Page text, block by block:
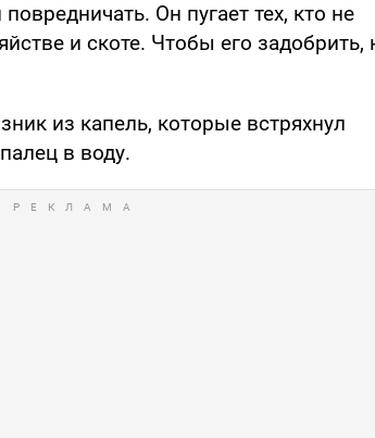
Он пугает тех, кто не
и скоте. Чтобы его задобрить,
из капель, которые встряхнул
в воду.